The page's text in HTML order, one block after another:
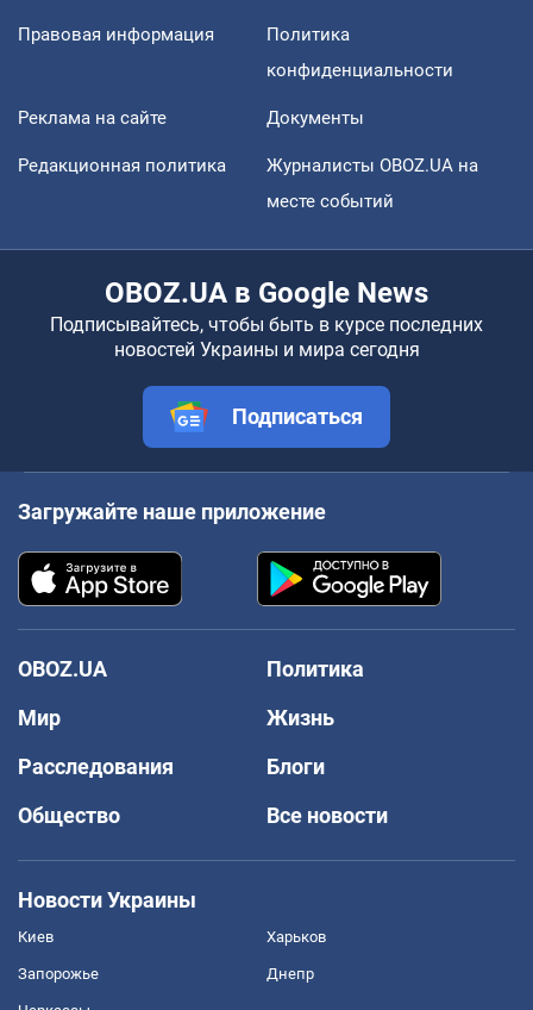
Правовая информация
Политика
конфиденциальности
Реклама на сайте Документы
Редакционная политика
Журналисты OBOZ.UA на
месте событий
OBOZ.UA в Google News
Подписывайтесь, чтобы быть в курсе последних
новостей Украины и мира сегодня
Подписаться
Загружайте наше приложение
OBOZ.UA
Политика
Мир
Жизнь
Расследования
Блоги
Общество
Все новости
Новости Украины
Киев Харьков
Запорожье Днепр